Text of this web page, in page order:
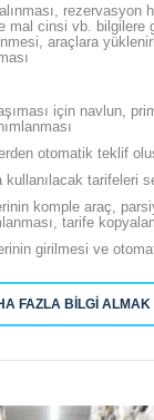
rezervasyon
mal cinsi vb. bilgilere
araçlara
için navlun,
otomatik teklif
kullanılacak tarifeleri
komple araç,
tarife
girilmesi ve
FAZLA BILGI ALMAK